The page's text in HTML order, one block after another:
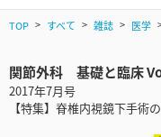
TOP すべて 雑誌 医学
関節外科 基礎と臨床
2017年7月号
【特集】脊椎内視鏡下手術